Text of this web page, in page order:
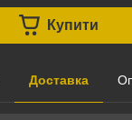
Купити
Доставка